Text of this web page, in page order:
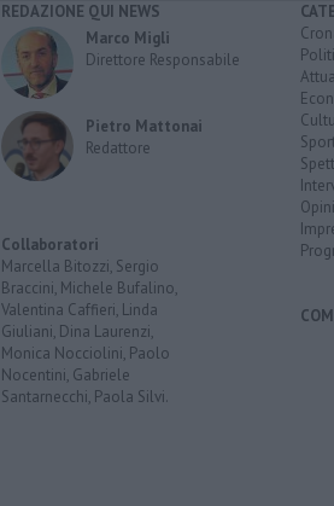
REDAZIONE QUI NEWS
Marco Migli
Direttore Responsabile
Pietro Mattonai
Redattore
Collaboratori
Marcella Bitozzi, Sergio
Braccini, Michele Bufalino,
Valentina Caffieri, Linda
Giuliani, Dina Laurenzi,
Monica Nocciolini, Paolo
Nocentini, Gabriele
Santarnecchi, Paola Silvi.